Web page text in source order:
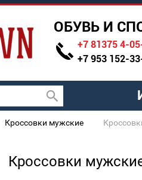
ОБУВЬ И
+7 81375 4-
+7 953 152-
Кроссовки мужские
Кроссовки